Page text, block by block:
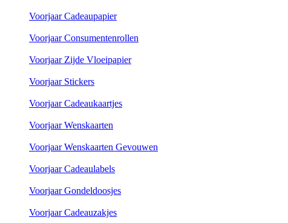
Voorjaar Cadeaupapier
Voorjaar Consumentenrollen
Voorjaar Zijde Vloeipapier
Voorjaar Stickers
Voorjaar Cadeaukaartjes
Voorjaar Wenskaarten
Voorjaar Wenskaarten Gevouwen
Voorjaar Cadeaulabels
Voorjaar Gondeldoosjes
Voorjaar Cadeauzakjes